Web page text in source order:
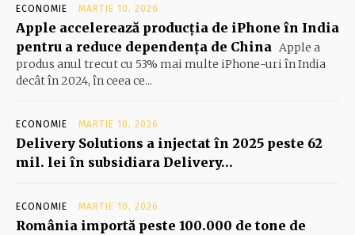
ECONOMIE MARTIE 10, 2026
Apple accelerează producția de iPhone în India
pentru a reduce dependența de China Apple a
produs anul trecut cu 53% mai multe iPhone-uri în India
decât în 2024, în ceea ce...
ECONOMIE MARTIE 10, 2026
Delivery Solutions a injectat în 2025 peste 62
mil. lei în subsidiara Delivery…
ECONOMIE MARTIE 10, 2026
România importă peste 100.000 de tone de